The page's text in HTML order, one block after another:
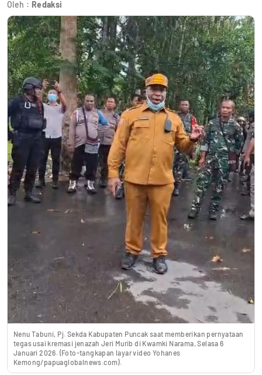
Oleh : Redaksi
Nenu Tabuni, Pj. Sekda Kabupaten Puncak saat memberikan pernyataan
tegas usai kremasi jenazah Jeri Murib di Kwamki Narama, Selasa 6
Januari 2026. (Foto-tangkapan layar video Yohanes
Kemong/papuaglobalnews.com).